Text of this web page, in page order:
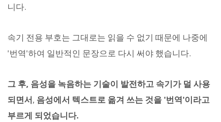
니다.
속기 전용 부호는 그대로는 읽을 수 없기 때문에 나중에
'번역'하여 일반적인 문장으로 다시 써야 했습니다.
그 후, 음성을 녹음하는 기술이 발전하고 속기가 덜 사용
되면서, 음성에서 텍스트로 옮겨 쓰는 것을 '번역'이라고
부르게 되었습니다.